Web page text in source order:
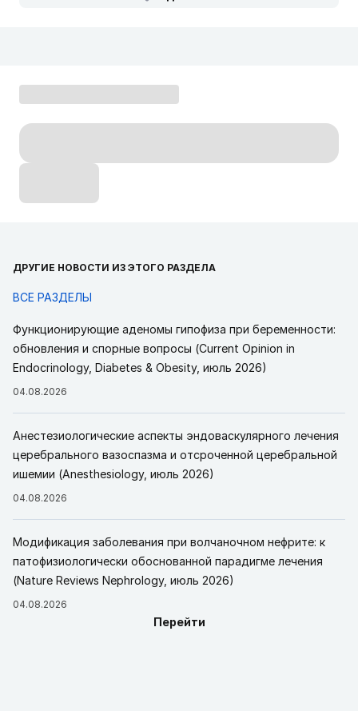
ДРУГИЕ НОВОСТИ ИЗ ЭТОГО РАЗДЕЛА
ВСЕ РАЗДЕЛЫ
Функционирующие аденомы гипофиза при беременности:
обновления и спорные вопросы (Current Opinion in
Endocrinology, Diabetes & Obesity, июль 2026)
04.08.2026
Анестезиологические аспекты эндоваскулярного лечения
церебрального вазоспазма и отсроченной церебральной
ишемии (Anesthesiology, июль 2026)
04.08.2026
Модификация заболевания при волчаночном нефрите: к
патофизиологически обоснованной парадигме лечения
(Nature Reviews Nephrology, июль 2026)
04.08.2026
Перейти